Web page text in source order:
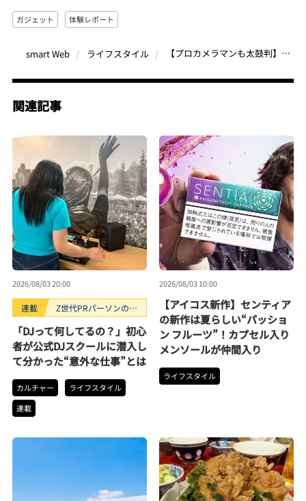
ガジェット 体験レポート
smart Web ライフスタイル 【プロカメラマンも太鼓判】世界初！完全セパレートジンバルカメラ「Feiyu Pocket 3 」で手軽にブレない滑らかな映像を
関連記事
2026/08/03 20:00
連載
Z世代PRパーソンのキ
「DJって何してるの？」初心
者が公式DJスクールに潜入し
て分かった“意外な仕事”とは
カルチャー
ライフスタイル
連載
2026/08/03 10:00
【アイコス新作】センティア
の新作は夏らしい“パッショ
ン フルーツ”！カプセル入り
メンソールが仲間入り
ライフスタイル